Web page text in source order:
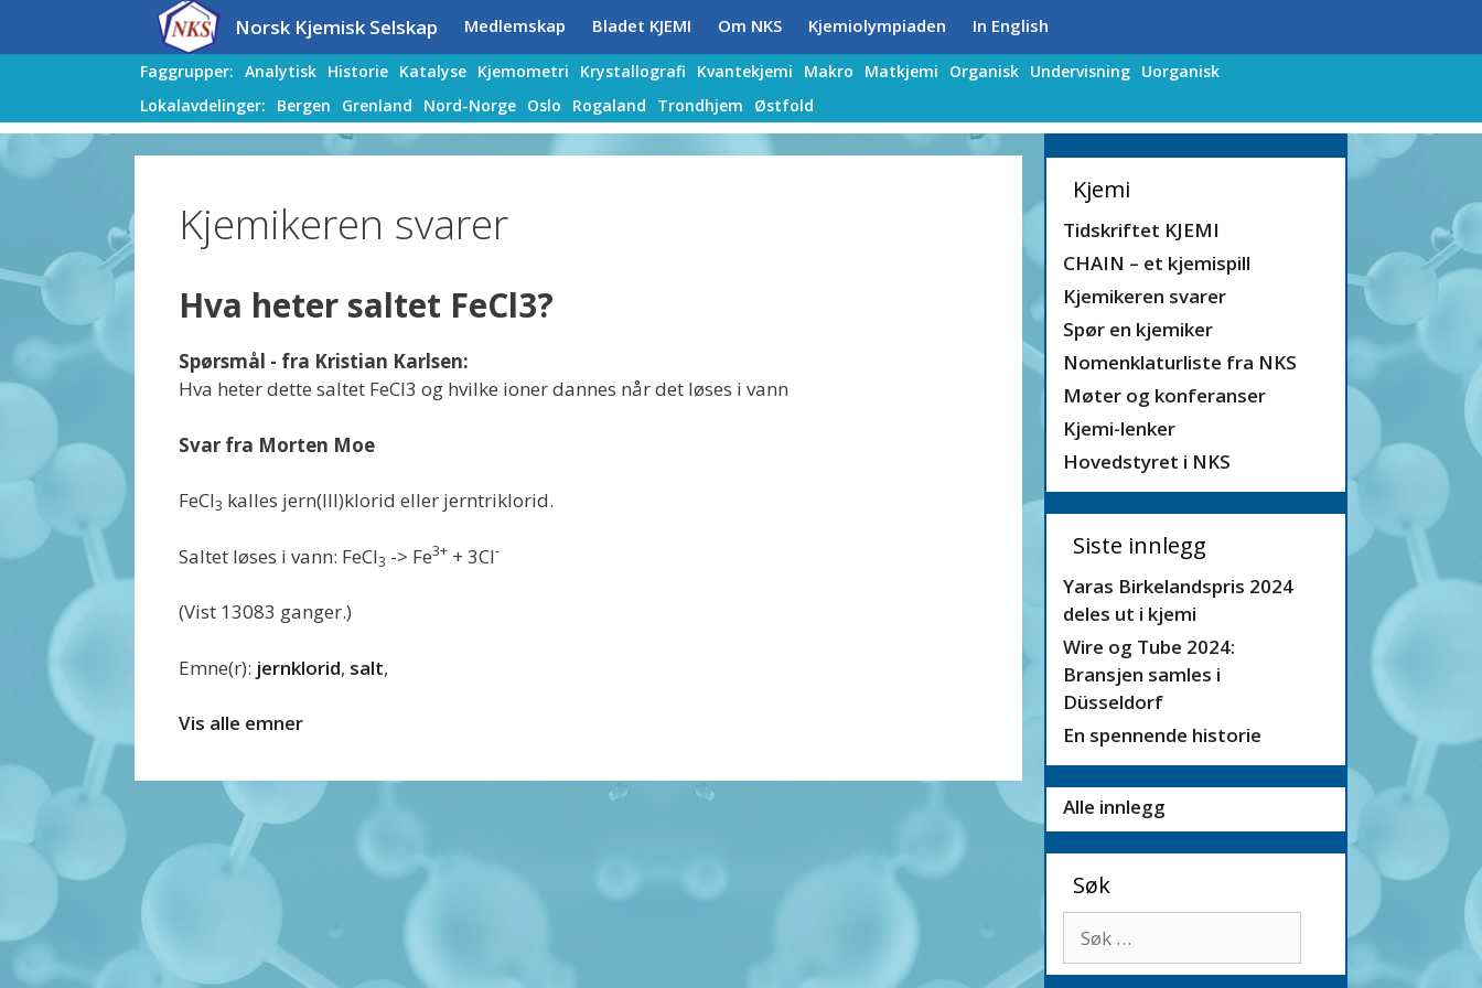
Norsk Kjemisk Selskap Medlemskap Bladet KJEMI Om NKS Kjemiolympiaden In English
Faggrupper: Analytisk Historie Katalyse Kjemometri Krystallografi Kvantekjemi Makro Matkjemi Organisk Undervisning Uorganisk
Lokalavdelinger:
Bergen Grenland Nord-Norge Oslo Rogaland Trondhjem Østfold
Kjemikeren svarer
Hva heter saltet FeCl3?
Spørsmål - fra Kristian Karlsen:
Hva heter dette saltet FeCl3 og hvilke ioner dannes når det løses i vann
Svar fra Morten Moe
FeCl3 kalles jern(III)klorid eller jerntriklorid.
Saltet løses i vann: FeCl3 -> Fe3+ + 3Cl-
(Vist 13083 ganger.)
Emne(r): jernklorid, salt,
Vis alle emner
Kjemi
Tidskriftet KJEMI
CHAIN – et kjemispill
Kjemikeren svarer
Spør en kjemiker
Nomenklaturliste fra NKS
Møter og konferanser
Kjemi-lenker
Hovedstyret i NKS
Siste innlegg
Yaras Birkelandspris 2024
deles ut i kjemi
Wire og Tube 2024:
Bransjen samles i
Düsseldorf
En spennende historie
Alle innlegg
Søk
etter: